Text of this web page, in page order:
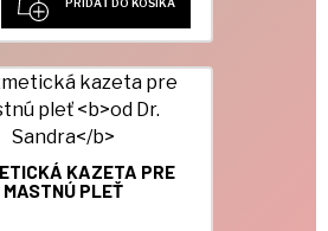
PRIDAŤ DO KOŠÍKA
KAZETA PRE
MASTNÚ PLEŤ